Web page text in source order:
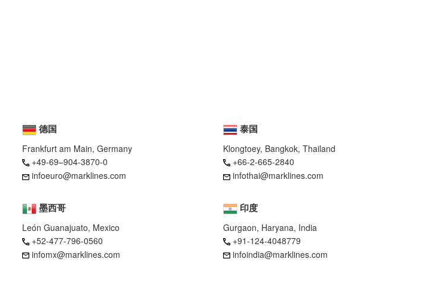
墨西哥
León Guanajuato, Mexico
+52-477-796-0560
infomx@marklines.com
德国
Frankfurt am Main, Germany
+49-69–904-3870-0
infoeuro@marklines.com
泰国
Klongtoey, Bangkok, Thailand
+66-2-665-2840
infothai@marklines.com
印度
Gurgaon, Haryana, India
+91-124-4048779
infoindia@marklines.com